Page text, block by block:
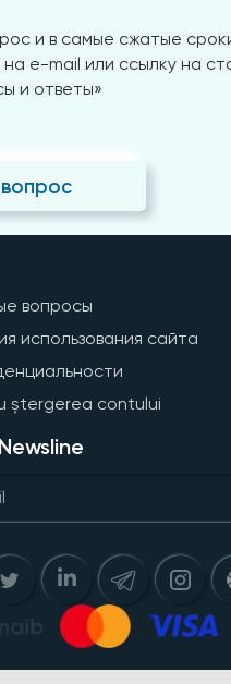
и в самые сжатые
на e-mail или ссылку на
и ответы»
вопросы
использования сайта
ștergerea contului